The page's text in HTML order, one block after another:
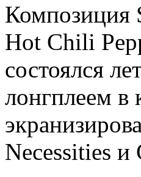
Композиция
Hot Chili
состоялся
лонгплеем в
Necessities и